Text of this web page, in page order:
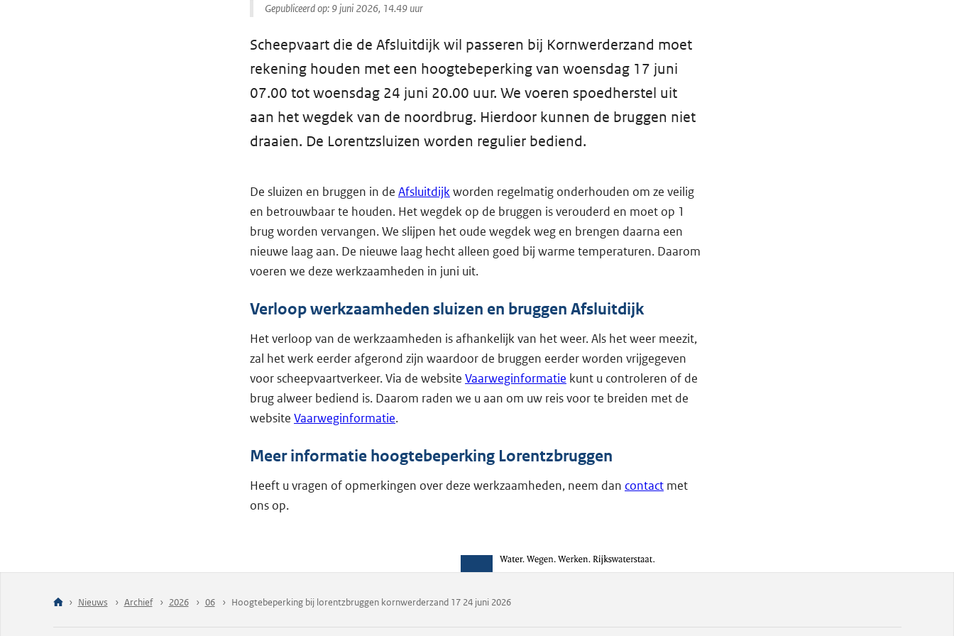
Gepubliceerd op: 9 juni 2026, 14.49 uur
Scheepvaart die de Afsluitdijk wil passeren bij Kornwerderzand moet
rekening houden met een hoogtebeperking van woensdag 17 juni
07.00 tot woensdag 24 juni 20.00 uur. We voeren spoedherstel uit
aan het wegdek van de noordbrug. Hierdoor kunnen de bruggen niet
draaien. De Lorentzsluizen worden regulier bediend.
De sluizen en bruggen in de Afsluitdijkworden regelmatig onderhouden om ze veilig
en betrouwbaar te houden. Het wegdek op de bruggen is verouderd en moet op 1
brug worden vervangen. We slijpen het oude wegdek weg en brengen daarna een
nieuwe laag aan. De nieuwe laag hecht alleen goed bij warme temperaturen. Daarom
voeren we deze werkzaamheden in juni uit.
Verloop werkzaamheden sluizen en bruggen Afsluitdijk
Het verloop van de werkzaamheden is afhankelijk van het weer. Als het weer meezit,
zal het werk eerder afgerond zijn waardoor de bruggen eerder worden vrijgegeven
voor scheepvaartverkeer. Via de website Vaarweginformatie kunt u controleren of de
brug alweer bediend is. Daarom raden we u aan om uw reis voor te breiden met de
website Vaarweginformatie.
Meer informatie hoogtebeperking Lorentzbruggen
Heeft u vragen of opmerkingen over deze werkzaamheden, neem dan contact met
ons op.
Nieuws Archief 2026 06 Hoogtebeperking bij lorentzbruggen kornwerderzand 17 24 juni 2026